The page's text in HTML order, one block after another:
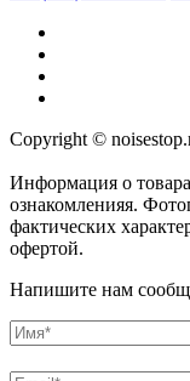
Copyright ©
Информация о
ознакомленияя.
фактических
офертой.
Напишите нам